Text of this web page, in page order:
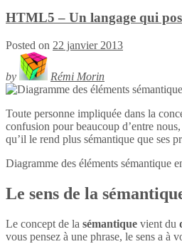
HTML5 – Un langage qui
Posted on 22 janvier 2013
by Rémi Morin
Toute personne impliquée dans la
confusion pour beaucoup d’entre
qu’il le rend plus sémantique que ses
Diagramme des éléments sémantique
Le sens de la
Le concept de la sémantique vient du
vous pensez à une phrase, le sens a à